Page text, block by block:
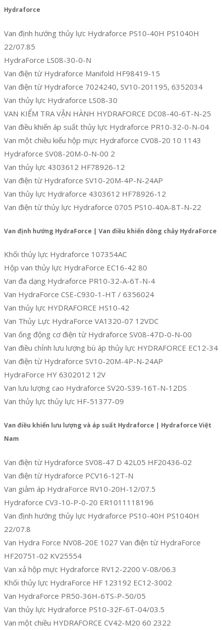
Hydraforce
Van định hướng thủy lực Hydraforce PS10-40H PS1040H
22/07.85
HydraForce LS08-30-0-N
Van điện từ Hydraforce Manifold HF98419-15
Van điện từ Hydraforce 7024240, SV10-201195, 6352034
Van thủy lực Hydraforce LS08-30
VAN KIỂM TRA VẬN HÀNH HYDRAFORCE DC08-40-6T-N-25
Van điều khiển áp suất thủy lực Hydraforce PR10-32-0-N-04
Van một chiều kiểu hộp mực Hydraforce CV08-20 10 1143
Hydraforce SV08-20M-0-N-00 2
Van thủy lực 4303612 HF78926-12
Van điện từ Hydraforce SV10-20M-4P-N-24AP
Van thủy lực Hydraforce 4303612 HF78926-12
Van điện từ thủy lực Hydraforce 0705 PS10-40A-8T-N-22
Van định hướng HydraForce | Van điều khiển dòng chảy HydraForce
Khối thủy lực Hydraforce 107354AC
Hộp van thủy lực HydraForce EC16-42 80
Van đa dạng Hydraforce PR10-32-A-6T-N-4
Van HydraForce CSE-C930-1-HT / 6356024
Van thủy lực HYDRAFORCE HS10-42
Van Thủy Lực HydraForce VA1320-07 12VDC
Van ống động cơ điện từ Hydraforce SV08-47D-0-N-00
Van điều chỉnh lưu lượng bù áp thủy lực HYDRAFORCE EC12-34
Van điện từ Hydraforce SV10-20M-4P-N-24AP
HydraForce HY 6302012 12V
Van lưu lượng cao Hydraforce SV20-S39-16T-N-12DS
Van thủy lực thủy lực HF-51377-09
Van điều khiển lưu lượng và áp suất Hydraforce | Hydraforce Việt
Nam
Van điện từ Hydraforce SV08-47 D 42L05 HF20436-02
Van điện từ Hydraforce PCV16-12T-N
Van giảm áp HydraForce RV10-20H-12/07.5
Hydraforce CV3-10-P-0-20 ER1011118196
Van định hướng thủy lực Hydraforce PS10-40H PS1040H
22/07.8
Van Hydra Force NV08-20E 1027 Van điện từ HydraForce
HF20751-02 KV25554
Van xả hộp mực Hydraforce RV12-2200 V-08/06.3
Khối thủy lực HydraForce HF 123192 EC12-3002
Van HydraForce PR50-36H-6TS-P-50/05
Van thủy lực Hydraforce PS10-32F-6T-04/03.5
Van một chiều HYDRAFORCE CV42-M20 60 2322